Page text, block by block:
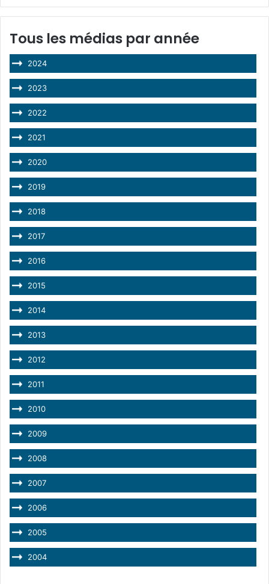
Tous les médias par année
2024
2023
2022
2021
2020
2019
2018
2017
2016
2015
2014
2013
2012
2011
2010
2009
2008
2007
2006
2005
2004